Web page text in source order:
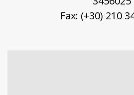
Fax: (+30) 210